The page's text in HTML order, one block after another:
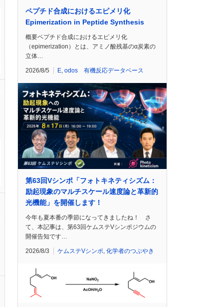
ペプチド合成におけるエピメリ化
Epimerization in Peptide Synthesis
概要ペプチド合成におけるエピメリ化
（epimerization）とは、アミノ酸残基のα炭素の
立体…
2026/8/5 E, odos 有機反応データベース
第63回Vシンポ「フォトキネティシズム：
励起現象のマルチスケール速度論と革新的
光機能」を開催します！
今年も夏本番の季節になってきましたね！ さ
て、本記事は、第63回ケムステVシンポジウムの
開催告知です…
2026/8/3 ケムステVシンポ 化学者のつぶやき